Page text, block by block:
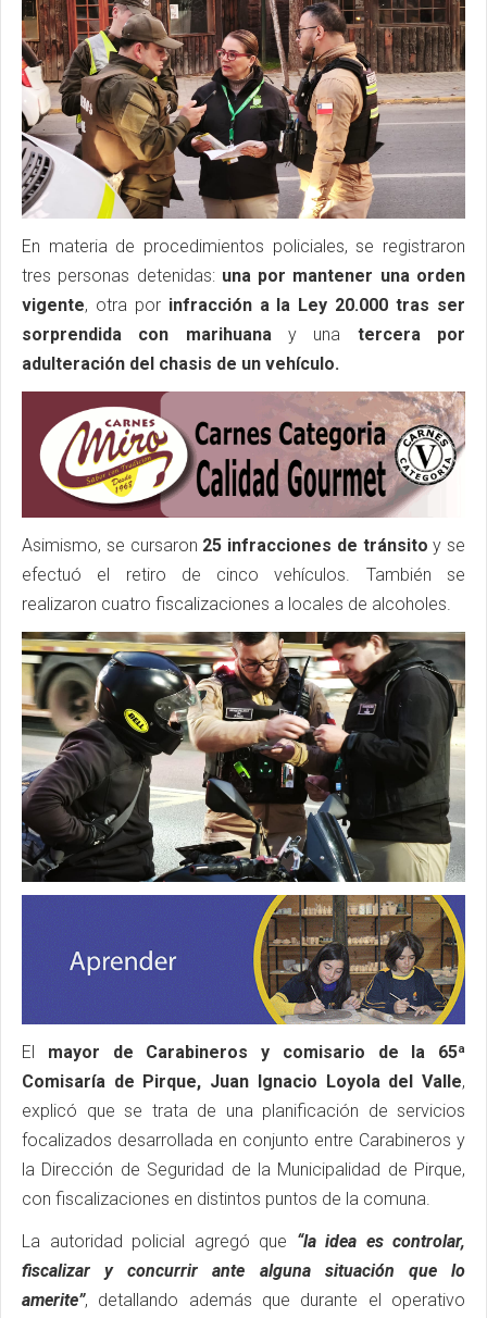
En materia de procedimientos policiales, se registraron
tres personas detenidas: una por mantener una orden
vigente, otra porinfracción a la Ley 20.000 tras ser
sorprendida con marihuana y una tercera por
adulteración del chasis de un vehículo.
Asimismo, se cursaron 25 infracciones de tránsito y se
efectuó el retiro de cinco vehículos. También se
realizaron cuatro fiscalizaciones a locales de alcoholes.
El mayor de Carabineros y comisario de la 65ª
Comisaría de Pirque, Juan Ignacio Loyola del Valle,
explicó que se trata de una planificación de servicios
focalizados desarrollada en conjunto entre Carabineros y
la Dirección de Seguridad de la Municipalidad de Pirque,
con fiscalizaciones en distintos puntos de la comuna.
La autoridad policial agregó que “la idea es controlar,
fiscalizar y concurrir ante alguna situación que lo
amerite”, detallando además que durante el operativo